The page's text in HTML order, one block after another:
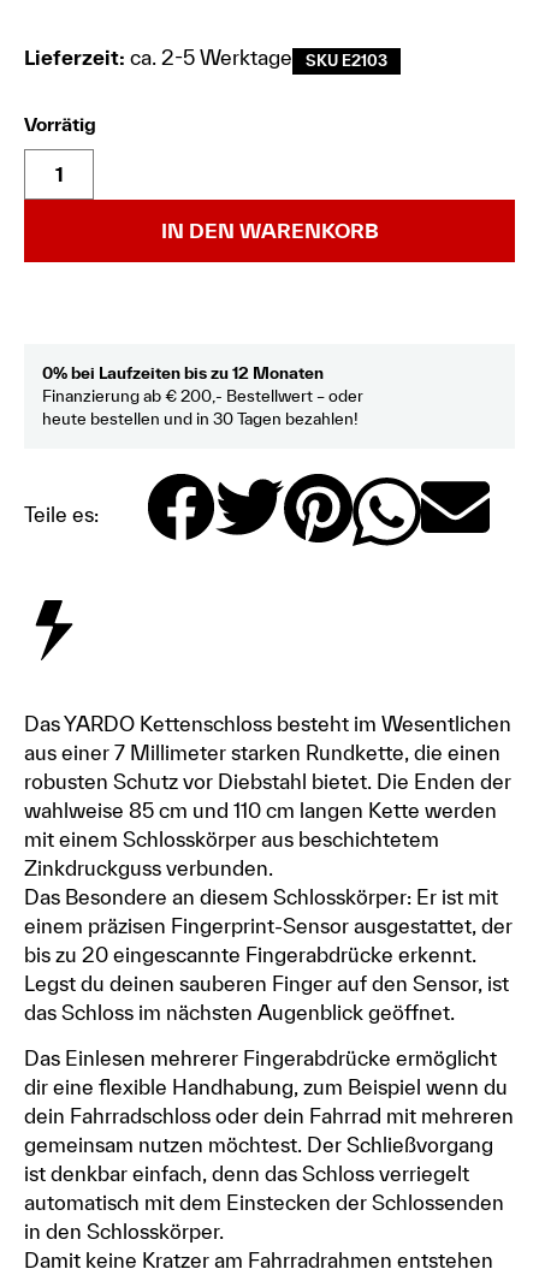
Lieferzeit: ca. 2-5 Werktage SKU E2103
Vorrätig
IN DEN WARENKORB
0% bei Laufzeiten bis zu 12 Monaten
Finanzierung ab € 200,- Bestellwert – oder
heute bestellen und in 30 Tagen bezahlen!
Teile es:
Das YARDO Kettenschloss besteht im Wesentlichen
aus einer 7 Millimeter starken Rundkette, die einen
robusten Schutz vor Diebstahl bietet. Die Enden der
wahlweise 85 cm und 110 cm langen Kette werden
mit einem Schlosskörper aus beschichtetem
Zinkdruckguss verbunden.
Das Besondere an diesem Schlosskörper: Er ist mit
einem präzisen Fingerprint-Sensor ausgestattet, der
bis zu 20 eingescannte Fingerabdrücke erkennt.
Legst du deinen sauberen Finger auf den Sensor, ist
das Schloss im nächsten Augenblick geöffnet.
Das Einlesen mehrerer Fingerabdrücke ermöglicht
dir eine flexible Handhabung, zum Beispiel wenn du
dein Fahrradschloss oder dein Fahrrad mit mehreren
gemeinsam nutzen möchtest. Der Schließvorgang
ist denkbar einfach, denn das Schloss verriegelt
automatisch mit dem Einstecken der Schlossenden
in den Schlosskörper.
Damit keine Kratzer am Fahrradrahmen entstehen